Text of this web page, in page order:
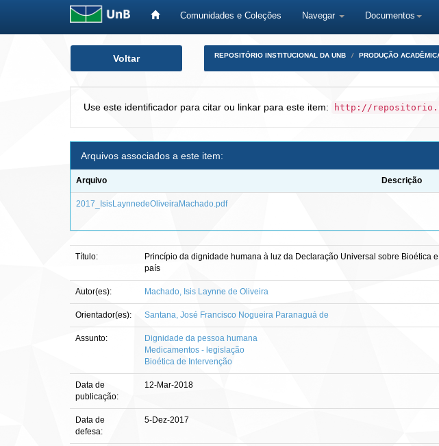
Comunidades e Coleções Navegar Documentos
Voltar REPOSITÓRIO INSTITUCIONAL DA UNB PRODUÇÃO
Use este identificador para citar ou linkar para este item: http://
Arquivos associados a este item:
Arquivo Descrição
2017_IsisLaynnedeOliveiraMachado.pdf
Título:
Princípio da dignidade humana à luz da Declaração Universal sobre Bioética
país
Autor(es): Machado, Isis Laynne de Oliveira
Orientador(es): Santana, José Francisco Nogueira Paranaguá de
Assunto:
Dignidade da pessoa humana
Medicamentos - legislação
Bioética de Intervenção
Data de
publicação:
12-Mar-2018
Data de
defesa:
5-Dez-2017